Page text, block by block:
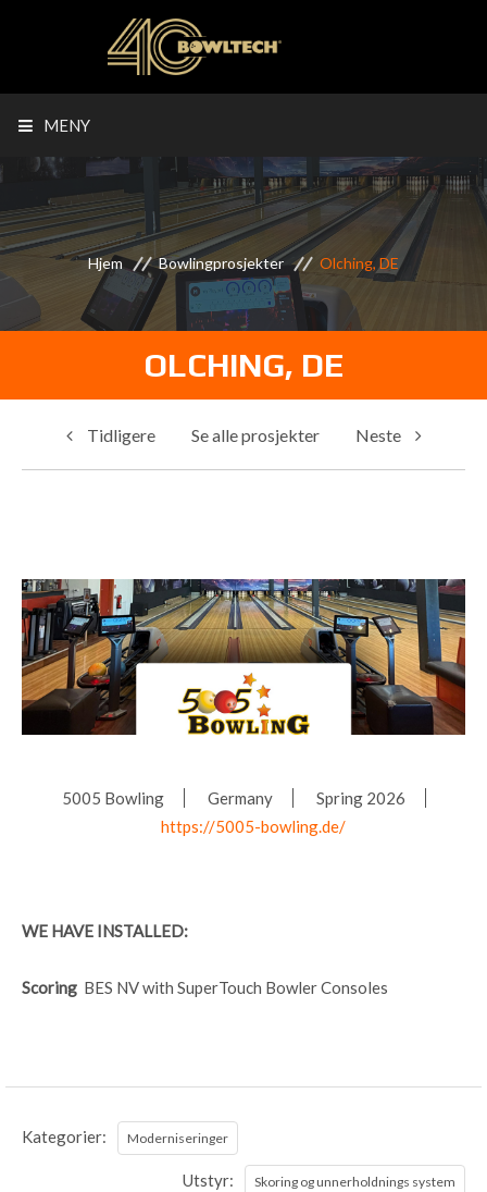
MENY
Hjem Bowlingprosjekter Olching, DE
OLCHING, DE
Tidligere Se alle prosjekter Neste
5005 Bowling Germany
Spring 2026
https://5005-bowling.de/
WE HAVE INSTALLED:
Scoring BES NV with SuperTouch Bowler Consoles
Kategorier: Moderniseringer
Utstyr: Skoring og unnerholdnings system